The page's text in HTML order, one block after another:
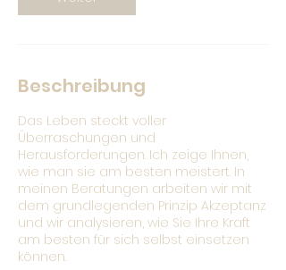
Beschreibung
Das Leben steckt voller
Überraschungen und
Herausforderungen. Ich zeige Ihnen,
wie man sie am besten meistert. In
meinen Beratungen arbeiten wir mit
dem grundlegenden Prinzip Akzeptanz
und wir analysieren, wie Sie Ihre Kraft
am besten für sich selbst einsetzen
können.